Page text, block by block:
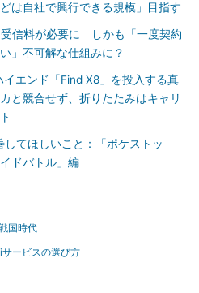
は自社で興行できる規模」目指す
受信料が必要に しかも「一度契約
」不可解な仕組みに？
イエンド「Find X8」を投入する真
と競合せず、折りたたみはキャリ
してほしいこと：「ポケストッ
ドバトル」編
国時代
ービスの選び方